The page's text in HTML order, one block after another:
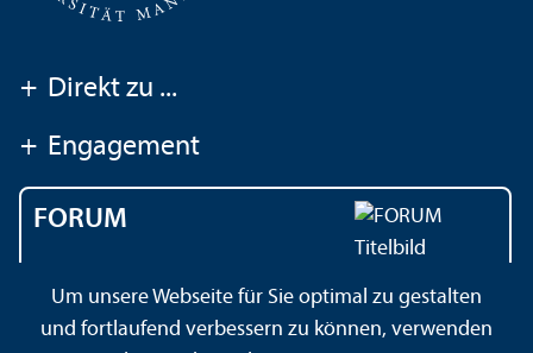
+ Direkt zu ...
+ Engagement
FORUM
Universität Mannheim
Um unsere Webseite für Sie optimal zu gestalten
und fortlaufend verbessern zu können, verwenden